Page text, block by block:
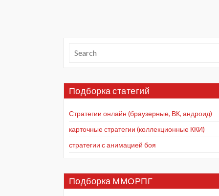
Подборка статегий
Стратегии онлайн (браузерные, ВК, андроид)
карточные стратегии (коллекционные ККИ)
стратегии с анимацией боя
Подборка ММОРПГ